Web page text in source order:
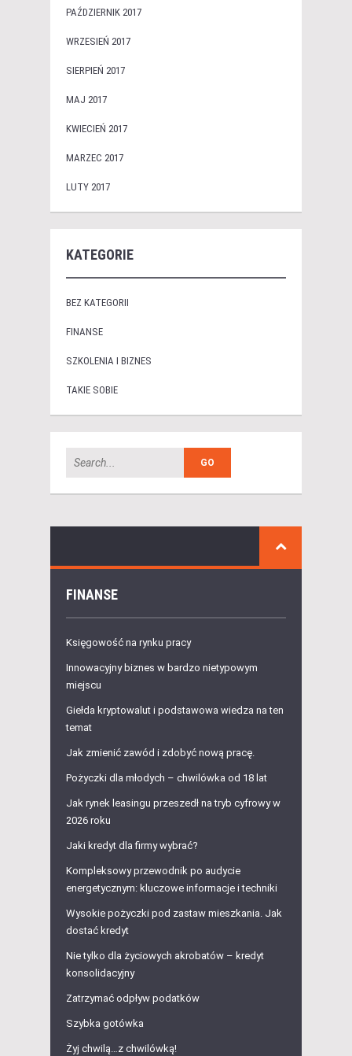
PAŹDZIERNIK 2017
WRZESIEŃ 2017
SIERPIEŃ 2017
MAJ 2017
KWIECIEŃ 2017
MARZEC 2017
LUTY 2017
KATEGORIE
BEZ KATEGORII
FINANSE
SZKOLENIA I BIZNES
TAKIE SOBIE
FINANSE
Księgowość na rynku pracy
Innowacyjny biznes w bardzo nietypowym
miejscu
Giełda kryptowalut i podstawowa wiedza na ten
temat
Jak zmienić zawód i zdobyć nową pracę.
Pożyczki dla młodych – chwilówka od 18 lat
Jak rynek leasingu przeszedł na tryb cyfrowy w
2026 roku
Jaki kredyt dla firmy wybrać?
Kompleksowy przewodnik po audycie
energetycznym: kluczowe informacje i techniki
Wysokie pożyczki pod zastaw mieszkania. Jak
dostać kredyt
Nie tylko dla życiowych akrobatów – kredyt
konsolidacyjny
Zatrzymać odpływ podatków
Szybka gotówka
Żyj chwilą…z chwilówką!